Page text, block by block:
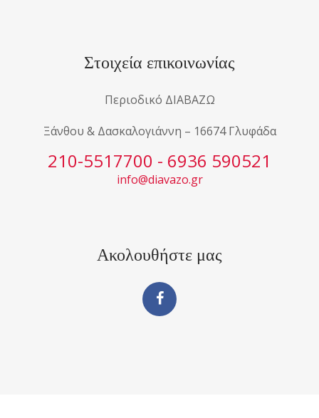
Στοιχεία επικοινωνίας
Περιοδικό ΔΙΑΒΑΖΩ
Ξάνθου & Δασκαλογιάννη – 16674 Γλυφάδα
210-5517700 - 6936 590521
info@diavazo.gr
Ακολουθήστε μας